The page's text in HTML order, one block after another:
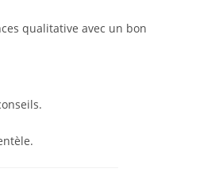
qualitative avec un bon